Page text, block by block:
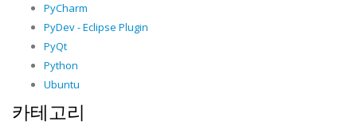
PyCharm
PyDev - Eclipse Plugin
PyQt
Python
Ubuntu
카테고리